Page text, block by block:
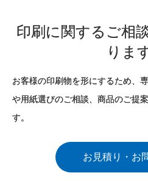
印刷に関するご相
りま
お客様の印刷物を形にするため、
や用紙選びのご相談、商品のご提
す。
お見積り・お